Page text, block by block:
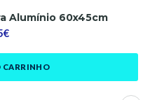
Alumínio 60x45cm
CARRINHO